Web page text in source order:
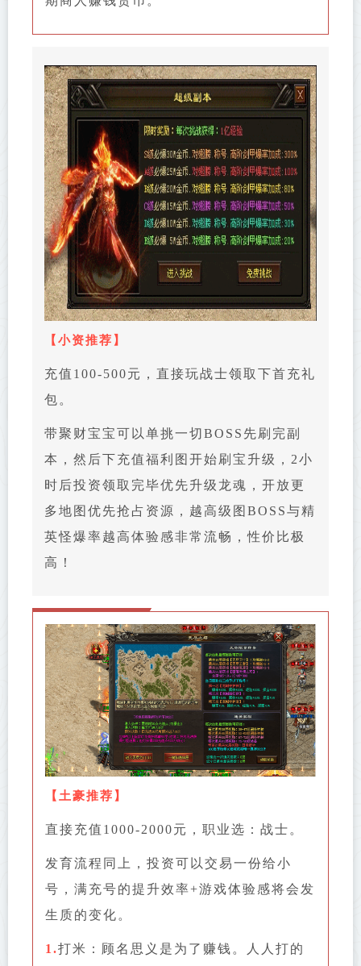
【 小资推荐 】
充值100-500元，直接玩战士领取下首充礼
包。
带聚财宝宝可以单挑一切BOSS先刷完副
本，然后下充值福利图开始刷宝升级，2小
时后投资领取完毕优先升级龙魂，开放更
多地图优先抢占资源，越高级图BOSS与精
英怪爆率越高体验感非常流畅，性价比极
高！
【 土豪推荐 】
直接充值1000-2000元，职业选：战士。
发育流程同上，投资可以交易一份给小
号，满充号的提升效率+游戏体验感将会发
生质的变化。
1.打米：顾名思义是为了赚钱。人人打的